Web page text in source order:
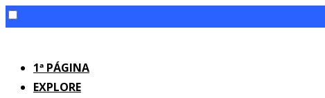
content1ª PÁGINA
EXPLORE